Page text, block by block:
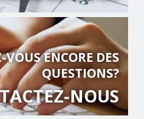
VOUS ENCORE DES
QUESTIONS?
NOUS